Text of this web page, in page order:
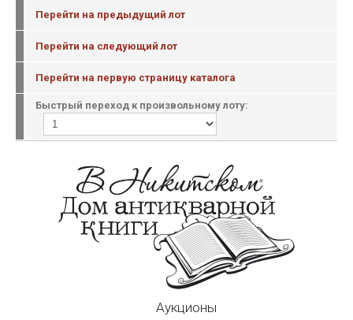
Перейти на предыдущий лот
Перейти на следующий лот
Перейти на первую страницу каталога
Быстрый переход к произвольному лоту:
Аукционы